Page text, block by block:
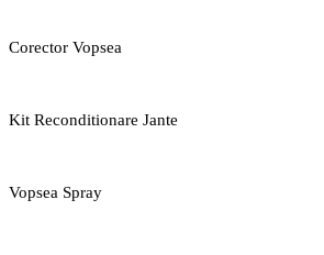
Corector Vopsea
Kit Reconditionare Jante
Vopsea Spray